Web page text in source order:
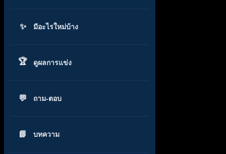
มีอะไรใหม่บ้าง
ดูผลการแข่ง
ถาม-ตอบ
บทความ